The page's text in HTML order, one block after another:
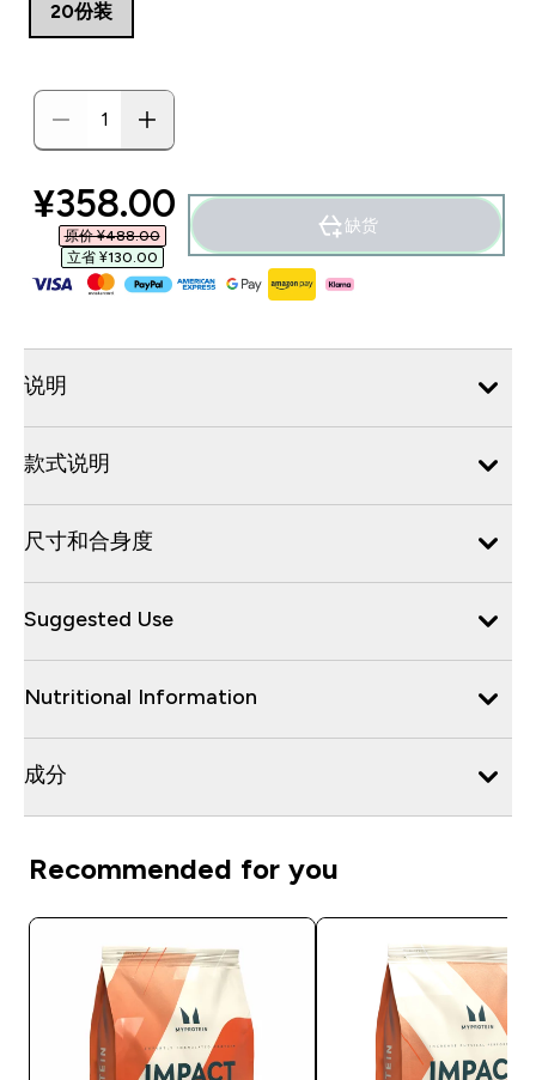
20份装
discounted price
¥358.00‎
原价 ¥488.00‎
立省 ¥130.00‎
缺货
说明
款式说明
尺寸和合身度
Suggested Use
Nutritional Information
成分
Recommended for you